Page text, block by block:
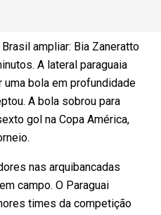
ampliar: Bia Zaneratto
A lateral paraguaia
uma bola em profundidade
A bola sobrou para
gol na Copa América,
nas arquibancadas
campo. O Paraguai
times da competição